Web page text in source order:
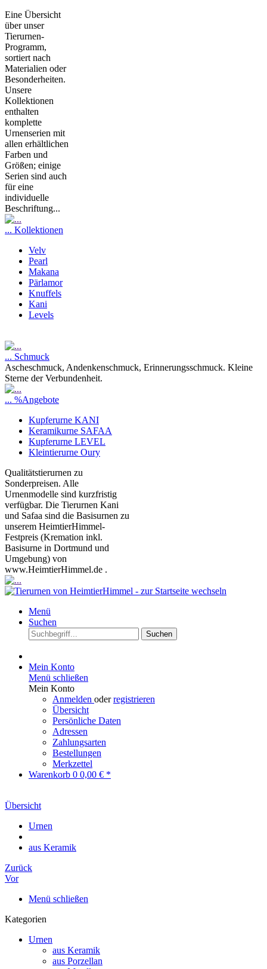
Eine Übersicht
über unser
Tierurnen-
Programm,
sortiert nach
Materialien oder
Besonderheiten.
Unsere
Kollektionen
enthalten
komplette
Urnenserien mit
allen erhältlichen
Farben und
Größen; einige
Serien sind auch
für eine
individuelle
Beschriftung...
... Kollektionen
Velv
Pearl
Makana
Pärlamor
Knuffels
Kani
Levels
... Schmuck
Ascheschmuck, Andenkenschmuck, Erinnerungsschmuck. Kleine
Sterne der Verbundenheit.
... %Angebote
Kupferurne KANI
Keramikurne SAFAA
Kupferurne LEVEL
Kleintierurne Oury
Qualitätstierurnen zu
Sonderpreisen. Alle
Urnenmodelle sind kurzfristig
verfügbar. Die Tierurnen Kani
und Safaa sind die Basisurnen zu
unserem HeimtierHimmel-
Festpreis (Kremation inkl.
Basisurne in Dortmund und
Umgebung) von
www.HeimtierHimmel.de .
Menü
Suchen
Suchen
Mein Konto
Menü schließen
Mein Konto
Anmelden oderregistrieren
Übersicht
Persönliche Daten
Adressen
Zahlungsarten
Bestellungen
Merkzettel
Warenkorb 0 0,00 € *
Übersicht
Urnen
aus Keramik
Zurück
Vor
Menü schließen
Kategorien
Urnen
aus Keramik
aus Porzellan